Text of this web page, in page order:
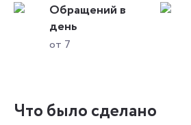
Обращений в
день
от 7
Что было сделано